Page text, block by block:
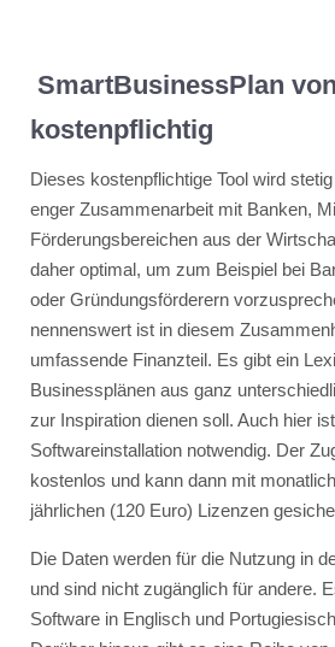
SmartBusinessPlan
kostenpflichtig
Dieses kostenpflichtige Tool wird
enger Zusammenarbeit mit Banken,
Förderungsbereichen aus der
daher optimal, um zum Beispiel bei
oder Gründungsförderern
nennenswert ist in diesem
umfassende Finanzteil. Es gibt ein
Businessplänen aus ganz
zur Inspiration dienen soll. Auch hier
Softwareinstallation notwendig. Der
kostenlos und kann dann mit
jährlichen (120 Euro) Lizenzen
Die Daten werden für die Nutzung in
und sind nicht zugänglich für andere.
Software in Englisch und